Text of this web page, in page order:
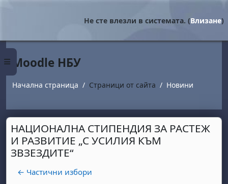
Страничен панел
Не сте влезли в системата. (Влизане)
Moodle НБУ
Начална страница Страници от сайта Новини
НАЦИОНАЛНА СТИПЕНДИЯ ЗА РАСТЕЖ
И РАЗВИТИЕ „С УСИЛИЯ КЪМ
ЗВЗЕЗДИТЕ“
← Частични избори